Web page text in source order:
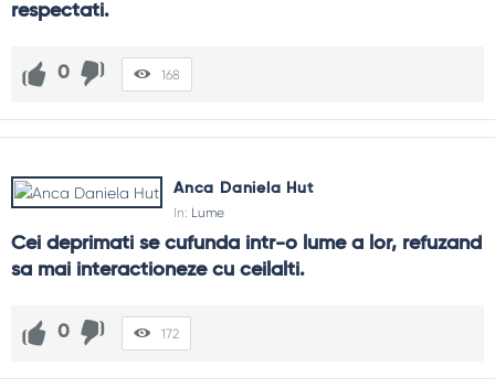
respectati.
0 168
Anca Daniela Hut
In: Lume
Cei deprimati se cufunda intr-o lume a lor, refuzand
sa mai interactioneze cu ceilalti.
0 172